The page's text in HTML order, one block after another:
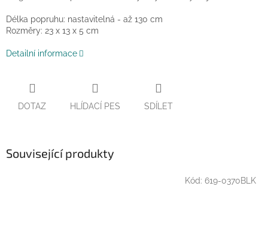
Délka popruhu: nastavitelná - až 130 cm
Rozměry: 23 x 13 x 5 cm
Detailní informace
DOTAZ HLÍDACÍ PES SDÍLET
Související produkty
Kód: 619-0370BLK